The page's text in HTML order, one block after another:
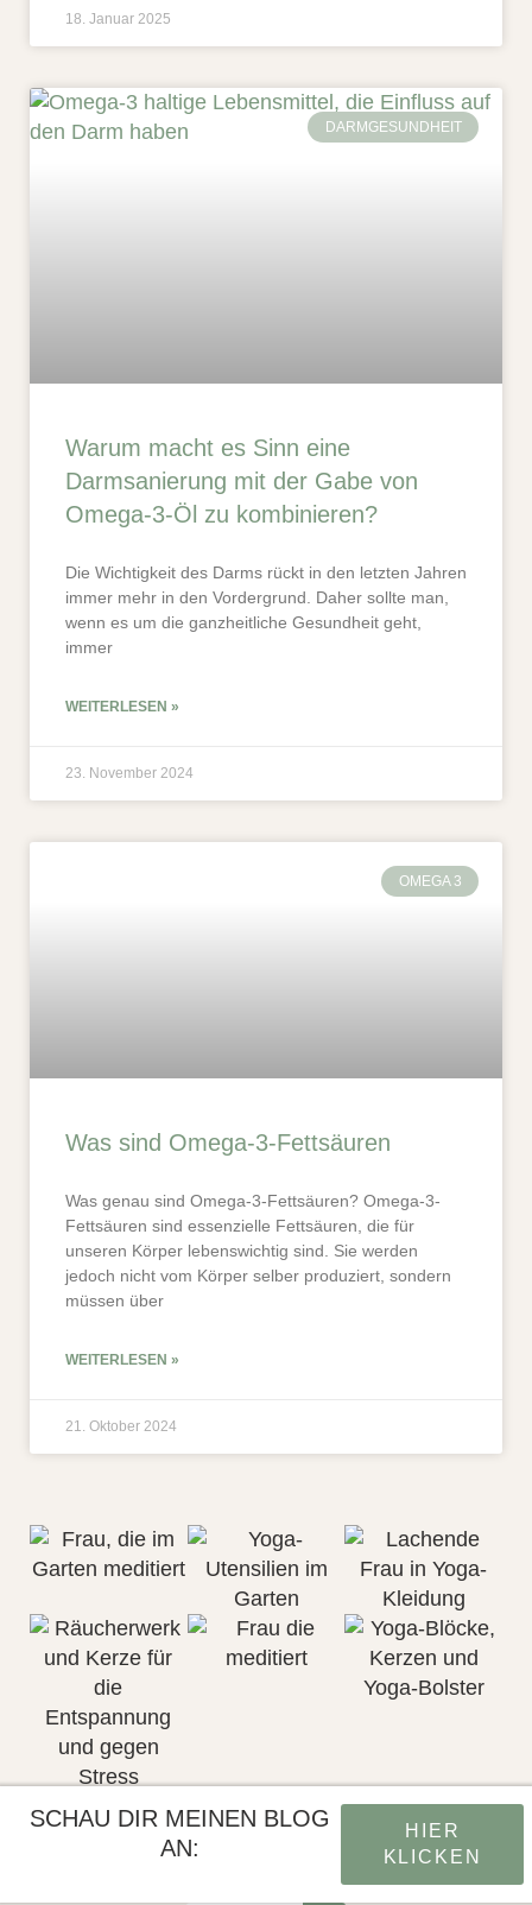
18. Januar 2025
DARMGESUNDHEIT
Warum macht es Sinn eine
Darmsanierung mit der Gabe von
Omega-3-Öl zu kombinieren?
Die Wichtigkeit des Darms rückt in den letzten Jahren
immer mehr in den Vordergrund. Daher sollte man,
wenn es um die ganzheitliche Gesundheit geht,
immer
WEITERLESEN »
23. November 2024
OMEGA 3
Was sind Omega-3-Fettsäuren
Was genau sind Omega-3-Fettsäuren? Omega-3-
Fettsäuren sind essenzielle Fettsäuren, die für
unseren Körper lebenswichtig sind. Sie werden
jedoch nicht vom Körper selber produziert, sondern
müssen über
WEITERLESEN »
21. Oktober 2024
SCHAU DIR MEINEN BLOG
AN:
HIER
KLICKEN